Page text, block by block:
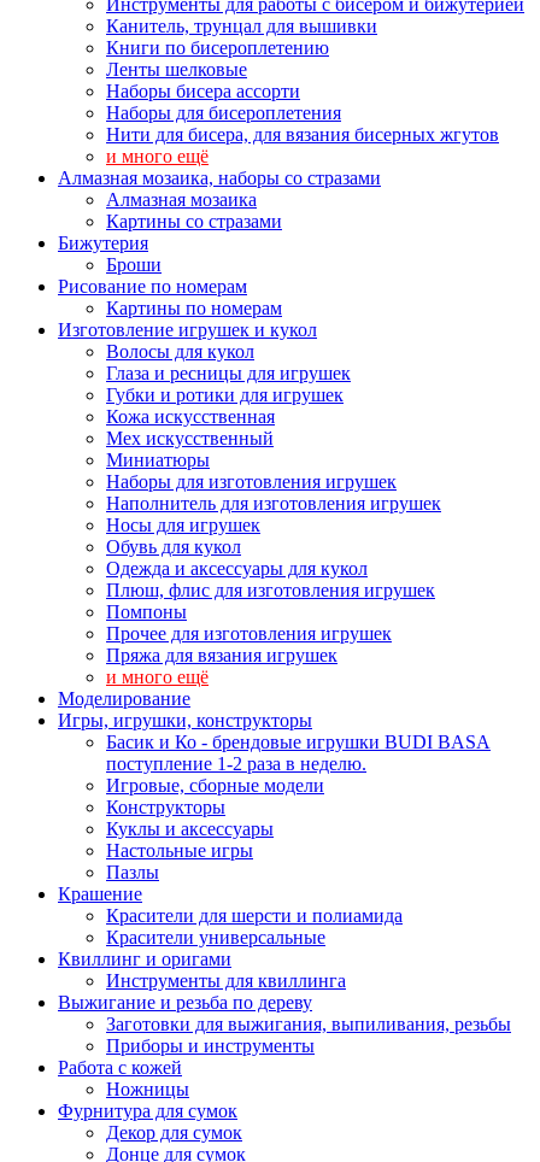
Инструменты для работы с бисером и бижутерией
Канитель, трунцал для вышивки
Книги по бисероплетению
Ленты шелковые
Наборы бисера ассорти
Наборы для бисероплетения
Нити для бисера, для вязания бисерных жгутов
и много ещё
Алмазная мозаика, наборы со стразами
Алмазная мозаика
Картины co стразами
Бижутерия
Броши
Рисование по номерам
Картины по номерам
Изготовление игрушек и кукол
Волосы для кукол
Глаза и ресницы для игрушек
Губки и ротики для игрушек
Кожа искусственная
Мех искусственный
Миниатюры
Наборы для изготовления игрушек
Наполнитель для изготовления игрушек
Носы для игрушек
Обувь для кукол
Одежда и аксессуары для кукол
Плюш, флис для изготовления игрушек
Помпоны
Прочее для изготовления игрушек
Пряжа для вязания игрушек
и много ещё
Моделирование
Игры, игрушки, конструкторы
Басик и Ко - брендовые игрушки BUDI BASA
поступление 1-2 раза в неделю.
Игровые, сборные модели
Конструкторы
Куклы и аксессуары
Настольные игры
Пазлы
Крашение
Красители для шерсти и полиамида
Красители универсальные
Квиллинг и оригами
Инструменты для квиллинга
Выжигание и резьба по дереву
Заготовки для выжигания, выпиливания, резьбы
Приборы и инструменты
Работа с кожей
Ножницы
Фурнитура для сумок
Декор для сумок
Донце для сумок